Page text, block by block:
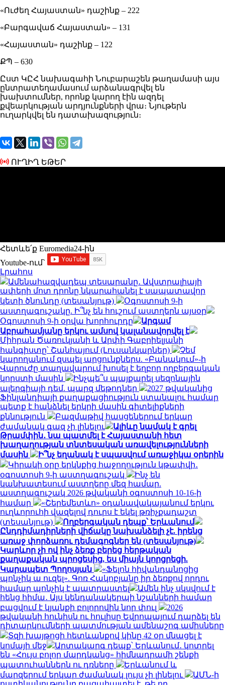
«Ուժեղ Հայաստան» դաշինք – 222
«Բարգավաճ Հայաստան» – 131
«Հայաստան» դաշինք – 122
ՔՊ – 630
Ըստ ԿԸՀ նախագահի Նուբարաշեն թաղամասի այս
ընտրատեղամասում արձանագրվել են
խախտումներ, որոնք կարող էին ազդել
քվեարկության արդյունքների վրա։ Նյութերն
ուղարկվել են դատախազություն։
ՈՒՂԻՂ ԵԹԵՐ
Հետևե՛ք Euromedia24-ին
Youtube-ում`
Լրահոս
Ամենահազվադեպ տեսարանը․ Ավստրալիայի
ափերի մոտ դրոնը նկարահանել է սապատավոր
կետի ծնունդը (տեսանյութ)
Օգոստոսի 9-ի
աստղագուշակը. Ի՞նչ են հուշում աստղերն այսօր
Օգոստոսի 9-ի օրվա խորհուրդը
Արգամ
Աբրահամյանը երկու ամսով կալանավորվել է
Միհրան Ծառուկյանի և Արփի Գաբրիելյանի
հանգիստը՝ Շանհայում (Լուսանկարներ)
Չեմ
կարողանում զսպել արցունքներս. «Բանակում»-ի
Վարուժը տաղավարում խոսել է եղբոր ողբերգական
կորստի մասին
Ինչպե՞ս պայքարել սեզոնային
ալերգիայի դեմ. պարզ մեթոդներ
2027 թվականից
Ֆինլանդիայի քաղաքացիություն ստանալու համար
պետք է հանձնել երկրի մասին գիտելիքների
քննություն
Բազմաթիվ հասցեներում երկար
ժամանակ գազ չի լինելու
Ալիևը նամակ է գրել
Թրամփին․ նա պատմել է Հայաստանի հետ
խաղաղության տնտեսական առավելությունների
մասին
Ի՞նչ եղանակ է սպասվում առաջիկա օրերին
Կիրակի օրը երկնքից հաջողություն կթափվի․
օգոստոսի 9-ի աստղագուշակ
Ինչ են
կանխատեսում աստղերը մեզ համար.
աստղագուշակ 2026 թվականի օգոստոսի 10-16-ի
համար
«Շերեմետևո» օդանավակայանում երկու
ուղևորուհի վազելով դուրս է եկել թռիչքադաշտ
(տեսանյութ)
Ողբերգական դեպք՝ Երևանում
Ընդդիմադիրների վիճակը նախանձելի չէ. իրենց
առաջ փորձառու դեմագոգներ են (տեսանյութ)
Կարևոր չի ով ինչ ձեռք բերեց հերթական
քաղաքական պրոցեսից, ես միայն կորցրեցի.
Կարապետ Պողոսյան
«Ֆելոն հիվանդանոցից
պոնչիկ ա ուզել». Գոռ Հակոբյանը իր ձեռքով որդու
համար պոնչիկ է պատրաստել
Ամեն ինչ սկսվում է
հենց հիմա․ Այս կենդանակերպի նշանների համար
բացվում է կյանքի բոլորովին նոր փուլ
2026
թվականի հունիսն ու հուլիսը Եվրոպայում դարձել են
դիտարկումների պատմության ամենաշոգ ամիսները
Տզի խայթոցի հետևանքով կինը 42 օր մնացել է
կոմայի մեջ
Արտակարգ դեպք՝ Երևանում․ կոտրել
են «Հույս բոլոր մարդկանց» հիմնադրամի շենքի
պատուհաններն ու դռները
Երևանում և
մարզերում երկար ժամանակ լույս չի լինելու
ԱՄՆ-ի